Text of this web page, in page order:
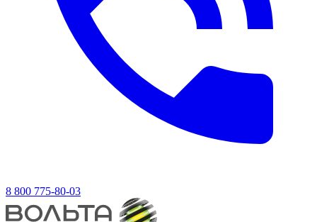
8 800 775-80-03